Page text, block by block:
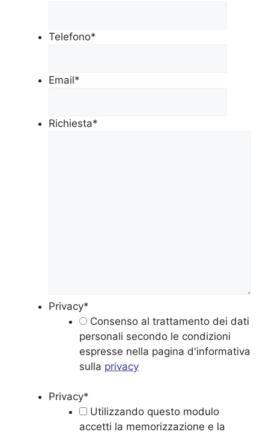
Telefono*
Email*
Richiesta*
Privacy*
Consenso al trattamento dei dati
personali secondo le condizioni
espresse nella pagina d'informativa
sulla privacy
Privacy*
Utilizzando questo modulo
accetti la memorizzazione e la